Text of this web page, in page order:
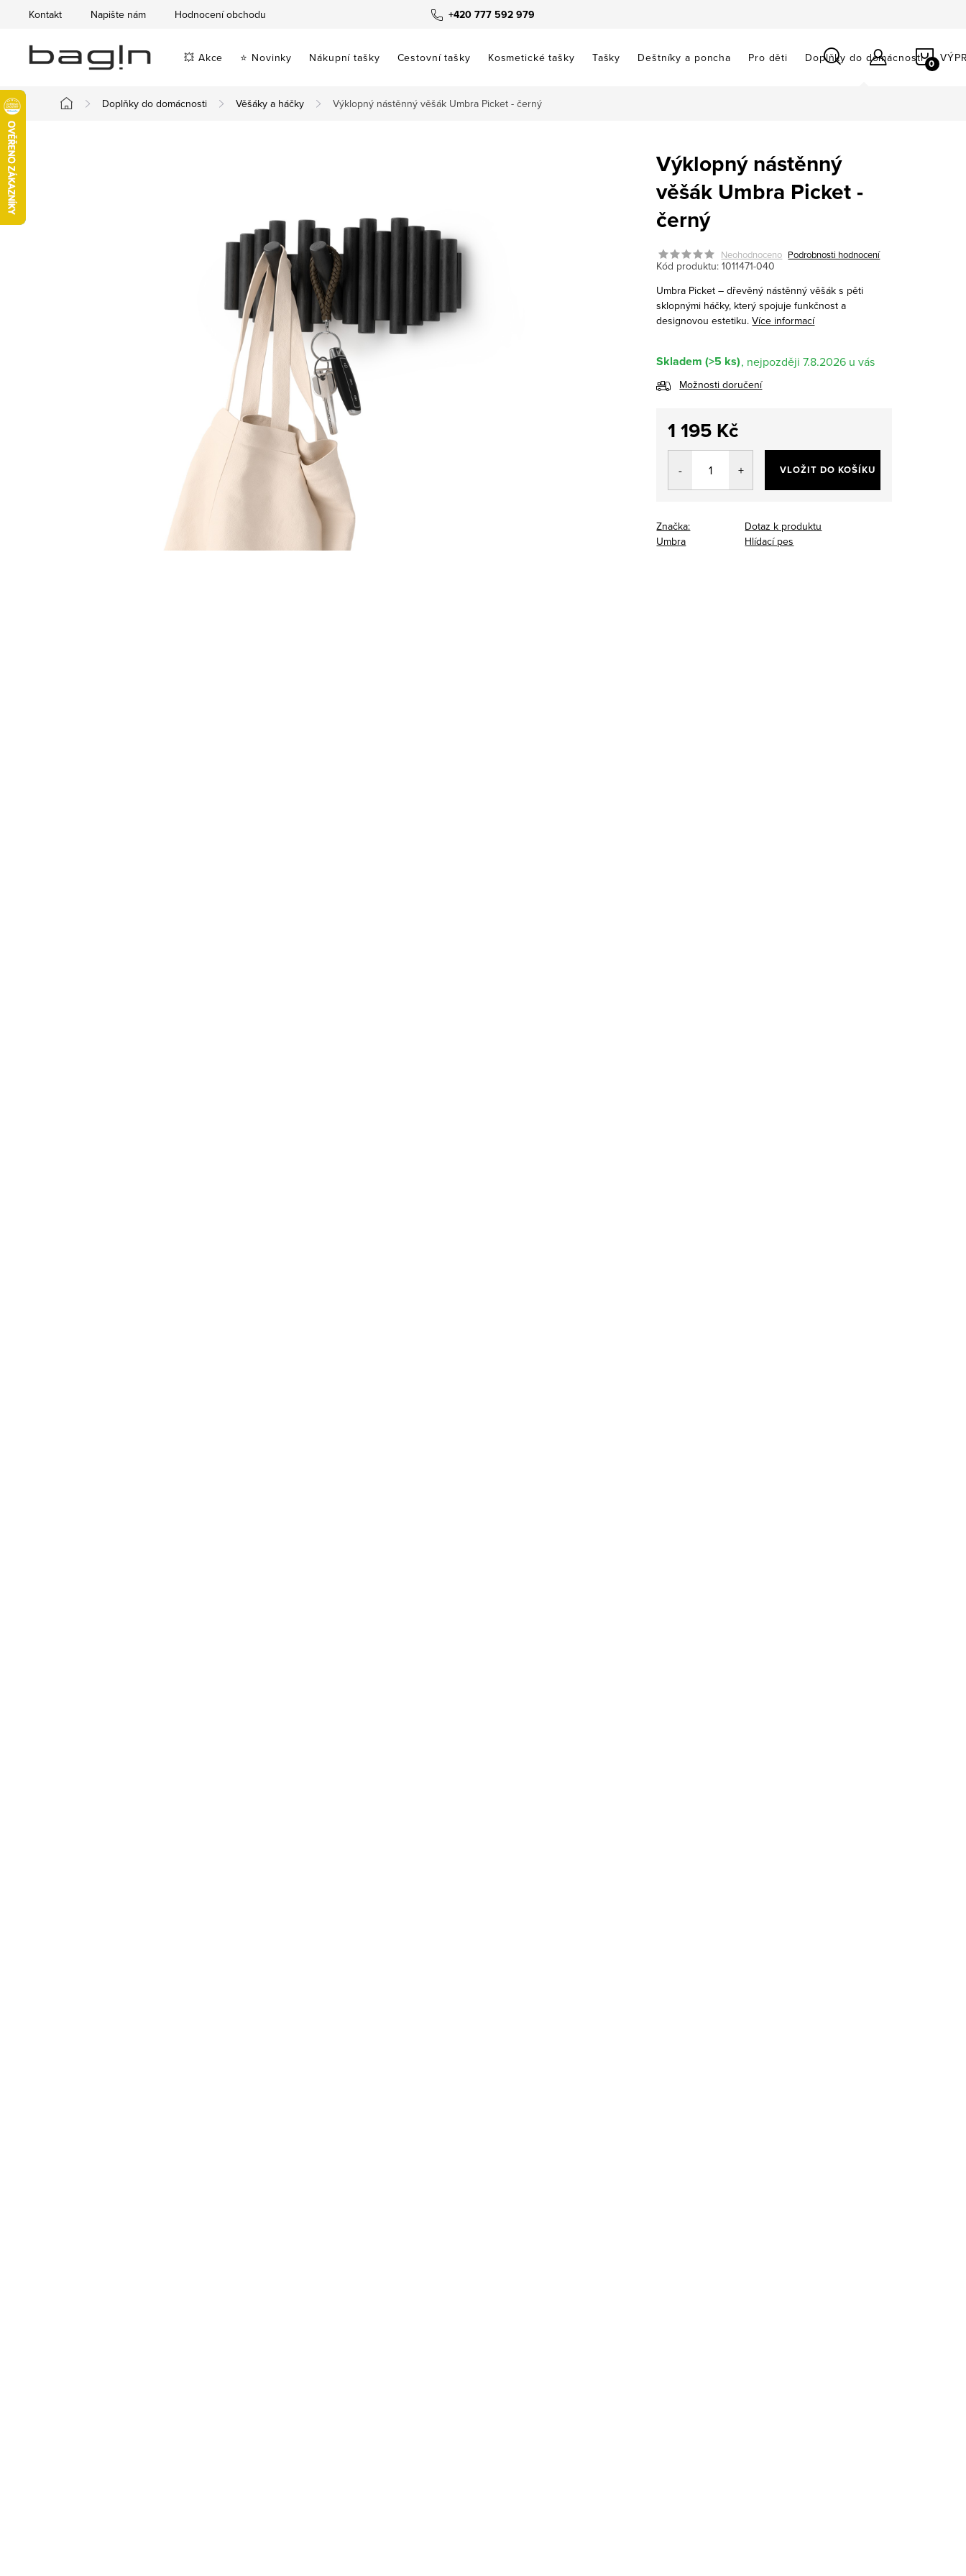
obsah
+420 777 592 979
Kontakt Napište nám Hodnocení obchodu
💥 Akce ⭐ Novinky Nákupní tašky Cestovní tašky Kosmetické tašky Tašky Deštníky a poncha Pro děti Doplňky do domácnosti
Domů
Doplňky do domácnosti Věšáky a háčky Výklopný nástěnný věšák Umbra Picket - černý
Výklopný nástěnný
věšák Umbra Picket -
černý
Neohodnoceno Podrobnosti hodnocení
Kód produktu: 1011471-040
Umbra Picket – dřevěný nástěnný věšák s pěti
sklopnými háčky, který spojuje funkčnost a
designovou estetiku.Více informací
Skladem (>5 ks) 7.8.2026
Možnosti doručení
1 195 Kč
Měrná
VLOŽIT DO KOŠÍKU
Značka:
Umbra
Dotaz k produktu
Hlídací pes